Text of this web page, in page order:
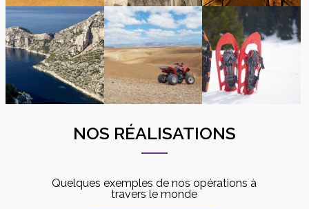
NOS RÉALISATIONS
Quelques exemples de nos opérations à
travers le monde